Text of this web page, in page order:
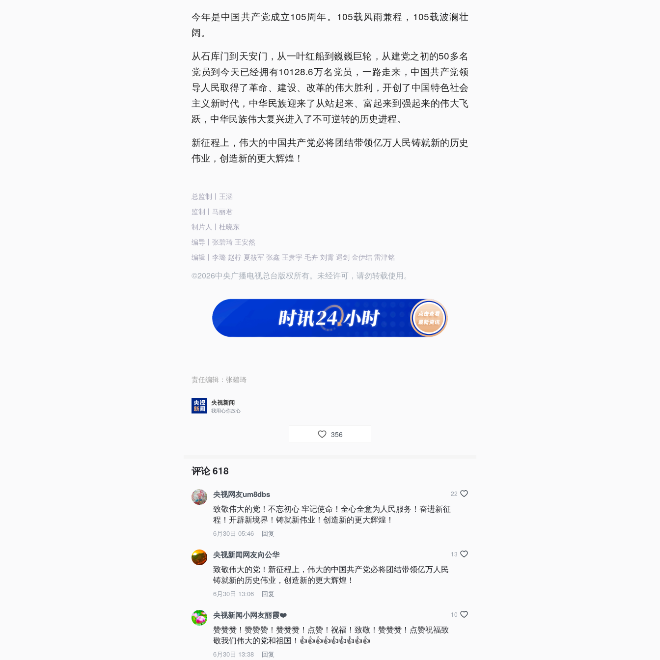
今年是中国共产党成立105周年。105载风雨兼程，105载波澜壮
阔。
从石库门到天安门，从一叶红船到巍巍巨轮，从建党之初的50多名
党员到今天已经拥有10128.6万名党员，一路走来，中国共产党领
导人民取得了革命、建设、改革的伟大胜利，开创了中国特色社会
主义新时代，中华民族迎来了从站起来、富起来到强起来的伟大飞
跃，中华民族伟大复兴进入了不可逆转的历史进程。
新征程上，伟大的中国共产党必将团结带领亿万人民铸就新的历史
伟业，创造新的更大辉煌！
总监制丨王涵
监制丨马丽君
制片人丨杜晓东
编导丨张碧琦 王安然
编辑丨李璐 赵柠 夏筱军 张鑫 王萧宇 毛卉 刘霄 遇剑 金伊结 雷津铭
©2026中央广播电视总台版权所有。未经许可，请勿转载使用。
责任编辑： 张碧琦
央视新闻
我用心你放心
356
评论618
央视网友um8dbs
致敬伟大的党！不忘初心 牢记使命！全心全意为人民服务！奋进新征
程！开辟新境界！铸就新伟业！创造新的更大辉煌！
6月30日 05:46 回复
22
央视新闻网友向公华
致敬伟大的党！新征程上，伟大的中国共产党必将团结带领亿万人民
铸就新的历史伟业，创造新的更大辉煌！
6月30日 13:06 回复
13
央视新闻小网友丽霞❤️
赞赞赞！赞赞赞！赞赞赞！点赞！祝福！致敬！赞赞赞！点赞祝福致
敬我们伟大的党和祖国！👍👍👍👍👍👍👍👍👍
6月30日 13:38 回复
10